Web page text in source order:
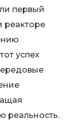
первый
реакторе
успех
реальность.